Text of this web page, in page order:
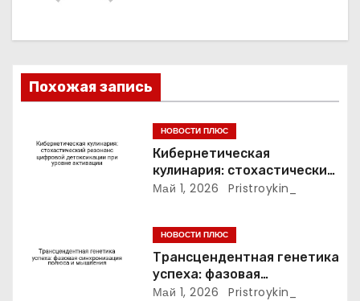
п
о
а
Похожая запись
НОВОСТИ ПЛЮС
Кибернетическая
кулинария: стохастический
резонанс цифровой
Май 1, 2026 Pristroykin_
НОВОСТИ ПЛЮС
Трансцендентная генетика
успеха: фазовая
синхронизация полюса и
Май 1, 2026 Pristroykin_